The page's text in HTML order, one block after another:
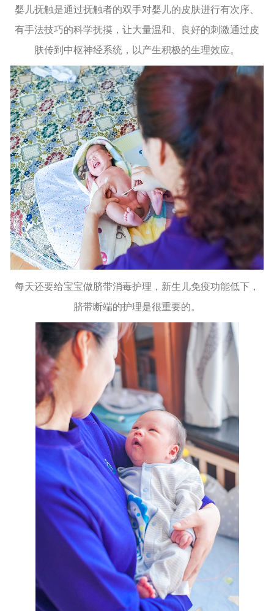
婴儿抚触是通过抚触者的双手对婴儿的皮肤进行有次序、
有手法技巧的科学抚摸，让大量温和、良好的刺激通过皮
肤传到中枢神经系统，以产生积极的生理效应。
每天还要给宝宝做脐带消毒护理，新生儿免疫功能低下，
脐带断端的护理是很重要的。